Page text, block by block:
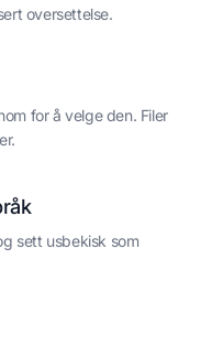
oversettelse.
for å velge den. Filer
sett usbekisk som